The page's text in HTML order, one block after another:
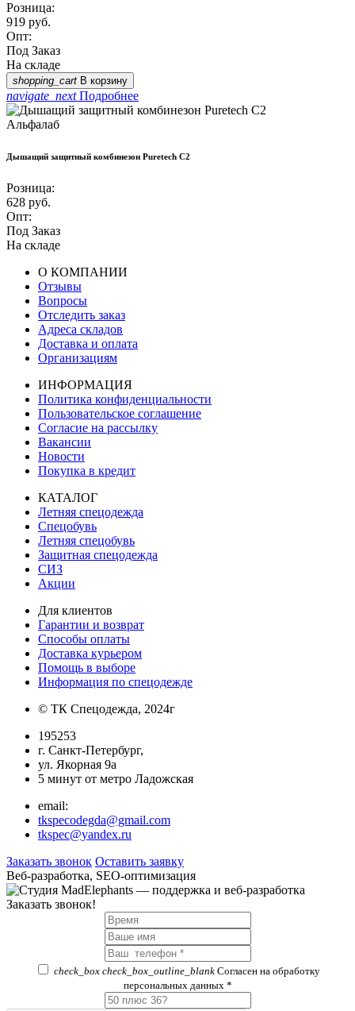
Розница:
919 руб.
Опт:
Под Заказ
На складе
shopping_cart В корзину
navigate_nextПодробнее
Альфалаб
Дышащий защитный комбинезон Puretech C2
Розница:
628 руб.
Опт:
Под Заказ
На складе
О КОМПАНИИ
Отзывы
Вопросы
Отследить заказ
Адреса складов
Доставка и оплата
Организациям
ИНФОРМАЦИЯ
Политика конфиденциальности
Пользовательское соглашение
Согласие на рассылку
Вакансии
Новости
Покупка в кредит
КАТАЛОГ
Летняя спецодежда
Спецобувь
Летняя спецобувь
Защитная спецодежда
СИЗ
Акции
Для клиентов
Гарантии и возврат
Способы оплаты
Доставка курьером
Помощь в выборе
Информация по спецодежде
© ТК Спецодежда, 2024г
195253
г. Санкт-Петербург,
ул. Якорная 9а
5 минут от метро Ладожская
email:
tkspecodegda@gmail.com
tkspec@yandex.ru
Заказать звонок Оставить заявку
Веб-разработка, SEO-оптимизация
Заказать звонок!
check_box check_box_outline_blank Согласен на обработку
персональных данных *